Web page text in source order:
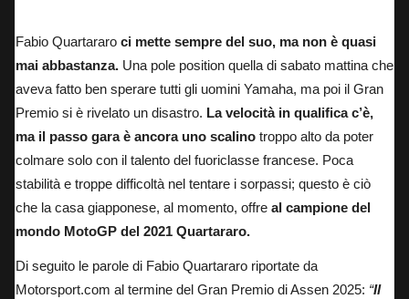
Fabio Quartararo ci mette sempre del suo, ma non è quasi
mai abbastanza. Una pole position quella di sabato mattina che
aveva fatto ben sperare tutti gli uomini Yamaha, ma poi il Gran
Premio si è rivelato un disastro. La velocità in qualifica c’è,
ma il passo gara è ancora uno scalino troppo alto da poter
colmare solo con il talento del fuoriclasse francese. Poca
stabilità e troppe difficoltà nel tentare i sorpassi; questo è ciò
che la casa giapponese, al momento, offre al campione del
mondo MotoGP del 2021 Quartararo.
Di seguito le parole di Fabio Quartararo riportate da
Motorsport.com al termine del Gran Premio di Assen 2025: “Il